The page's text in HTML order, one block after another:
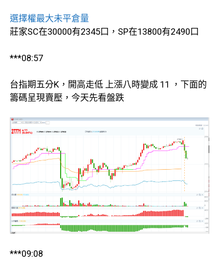
選擇權最大未平倉量
莊家SC在30000有2345口，SP在13800有2490口
***08:57
台指期五分K，開高走低 上漲八時變成 11 ，下面的
籌碼呈現賣壓，今天先看盤跌
***09:08